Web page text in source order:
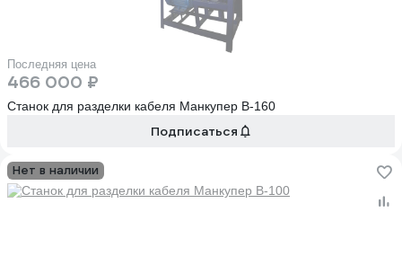
Последняя цена
466 000 ₽
Станок для разделки кабеля Манкупер B-160
Подписаться
Нет в наличии